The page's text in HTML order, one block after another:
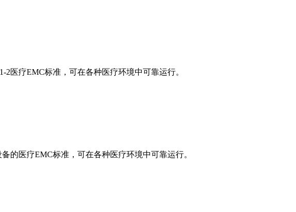
2医疗EMC标准，可在各种医疗环境中可靠运行。
的医疗EMC标准，可在各种医疗环境中可靠运行。